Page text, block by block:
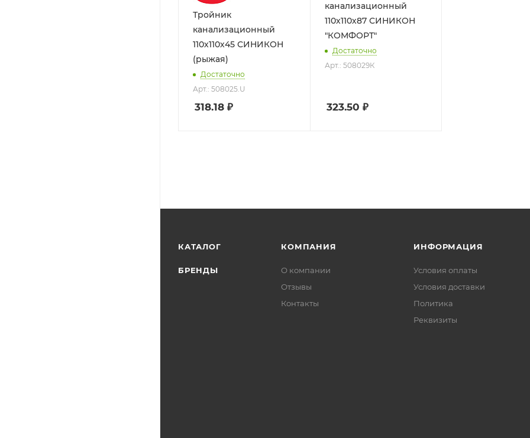
Тройник
канализационный
110х110х45 СИНИКОН
(рыжая)
Достаточно
Арт.: 508025.U
318.18 ₽
канализационный
110х110х87 СИНИКОН
"КОМФОРТ"
Достаточно
Арт.: 508029К
323.50 ₽
КАТАЛОГ
БРЕНДЫ
КОМПАНИЯ
О компании
Отзывы
Контакты
ИНФОРМАЦИЯ
Условия оплаты
Условия доставки
Политика
Реквизиты